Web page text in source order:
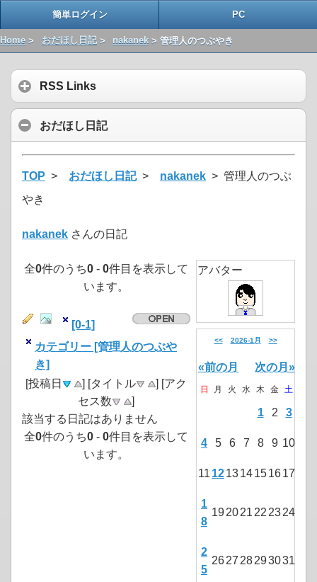
簡単ログイン PC
Home > おだほし日記> nakanek > 管理人のつぶやき
RSS Links
おだほし日記
TOP > おだほし日記> nakanek > 管理人のつぶ
やき
nakanek さんの日記
全0件のうち0 - 0件目を表示して
います。
[0-1]
カテゴリー [管理人のつぶや
き]
[投稿日
] [タイトル
] [アク
セス数
]
該当する日記はありません
全0件のうち0 - 0件目を表示して
います。
アバター
<< 2026-1月 >>
«前の月 次の月»
日 月 火 水 木 金 土
1 2 3
4 5 6 7 8 9 10
11 121314151617
1
8
192021 22 2324
2
5
2627 28293031